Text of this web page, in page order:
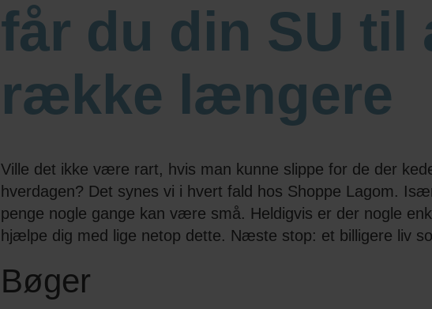
får du din SU til
række længere
Ville det ikke være rart, hvis man kunne slippe for de der
hverdagen? Det synes vi i hvert fald hos Shoppe Lagom.
penge nogle gange kan være små. Heldigvis er der nogle
hjælpe dig med lige netop dette. Næste stop: et billigere liv
Bøger